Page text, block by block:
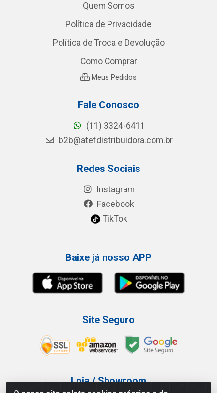
Quem Somos
Política de Privacidade
Política de Troca e Devolução
Como Comprar
Meus Pedidos
Fale Conosco
(11) 3324-6411
b2b@atefdistribuidora.com.br
Redes Sociais
Instagram
Facebook
TikTok
Baixe já nosso APP
Site Seguro
Loja / Showroom